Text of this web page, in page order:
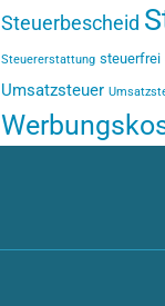
Steuerbescheid
Steuererstattung steuerfrei
Umsatzsteuer